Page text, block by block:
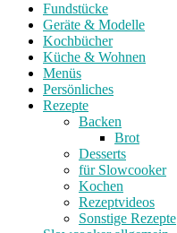
Fundstücke
Geräte & Modelle
Kochbücher
Küche & Wohnen
Menüs
Persönliches
Rezepte
Backen
Brot
Desserts
für Slowcooker
Kochen
Rezeptvideos
Sonstige Rezepte